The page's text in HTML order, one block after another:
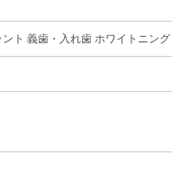
ト 義歯・入れ歯 ホワイトニング